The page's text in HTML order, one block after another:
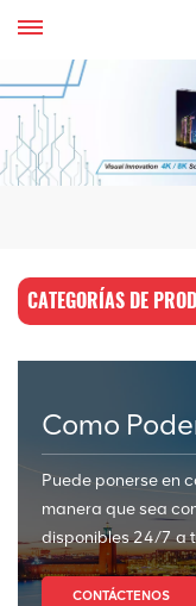
CATEGORÍAS DE
Como
Puede ponerse en
manera que sea
disponibles 24/7 a
CONTÁCTENOS